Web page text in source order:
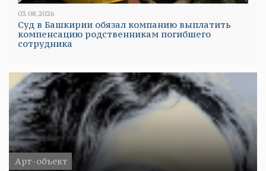
03.08.2026
Суд в Башкирии обязал компанию выплатить
компенсацию родственникам погибшего
сотрудника
Арт-объект